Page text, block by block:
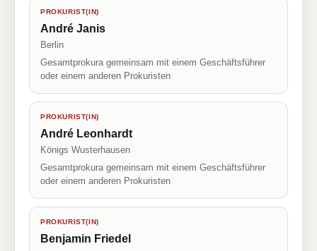
PROKURIST(IN)
André Janis
Berlin
Gesamtprokura gemeinsam mit einem Geschäftsführer
oder einem anderen Prokuristen
PROKURIST(IN)
André Leonhardt
Königs Wusterhausen
Gesamtprokura gemeinsam mit einem Geschäftsführer
oder einem anderen Prokuristen
PROKURIST(IN)
Benjamin Friedel